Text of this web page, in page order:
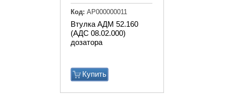
Втулка АДМ 52.160
(АДС 08.02.000)
дозатора
Купить
Код: АР000000011